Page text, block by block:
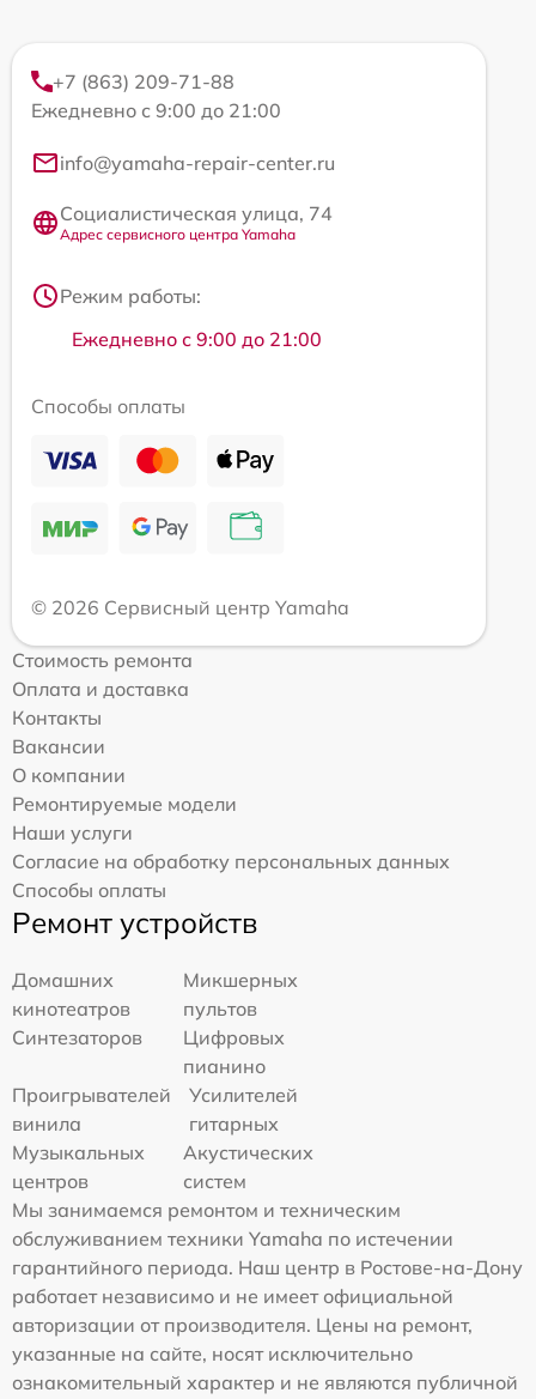
+7 (863) 209-71-88
Ежедневно с 9:00 до 21:00
info@yamaha-repair-center.ru
Социалистическая улица, 74
Адрес сервисного центра Yamaha
Режим работы:
Ежедневно с 9:00 до 21:00
Способы оплаты
© 2026 Сервисный центр Yamaha
Стоимость ремонта
Оплата и доставка
Контакты
Вакансии
О компании
Ремонтируемые модели
Наши услуги
Согласие на обработку персональных данных
Способы оплаты
Ремонт устройств
Домашних
кинотеатров
Микшерных
пультов
Синтезаторов
Цифровых
пианино
Проигрывателей
винила
Усилителей
гитарных
Музыкальных
центров
Акустических
систем
Мы занимаемся ремонтом и техническим
обслуживанием техники Yamaha по истечении
гарантийного периода. Наш центр в Ростове-на-Дону
работает независимо и не имеет официальной
авторизации от производителя. Цены на ремонт,
указанные на сайте, носят исключительно
ознакомительный характер и не являются публичной